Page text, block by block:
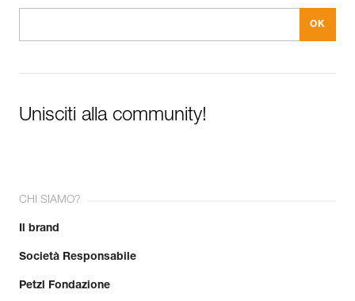
Unisciti alla community!
CHI SIAMO?
Il brand
Società Responsabile
Petzl Fondazione